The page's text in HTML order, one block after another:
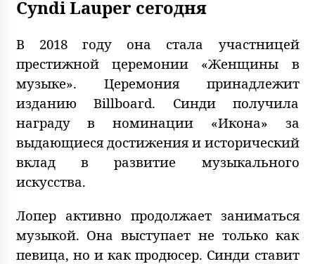
Cyndi Lauper сегодня
В 2018 году она стала участницей
престижной церемонии «Женщины в
музыке». Церемония принадлежит
изданию Billboard. Синди получила
награду в номинации «Икона» за
выдающиеся достижения и исторический
вклад в развитие музыкального
искусства.
Лопер активно продолжает заниматься
музыкой. Она выступает не только как
певица, но и как продюсер. Синди ставит